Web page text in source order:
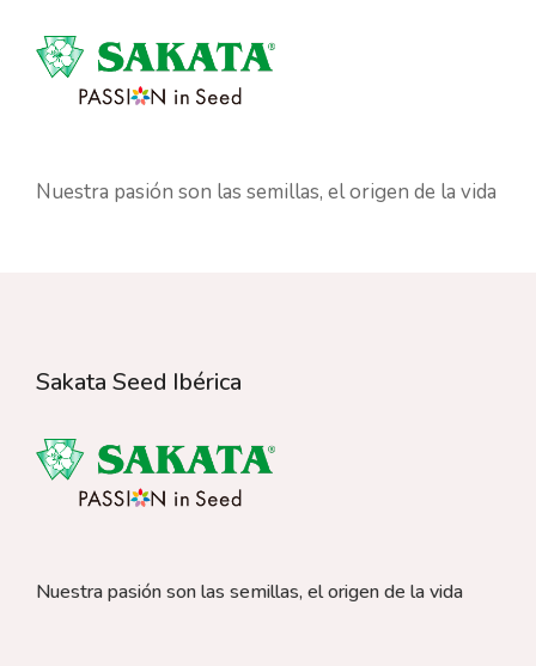
Nuestra pasión son las semillas, el origen de la vida
Sakata Seed Ibérica
Nuestra pasión son las semillas, el origen de la vida